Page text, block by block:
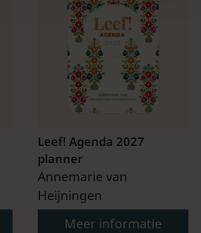
Leef! Agenda 2027
planner
Annemarie van
Heijningen
Meer informatie